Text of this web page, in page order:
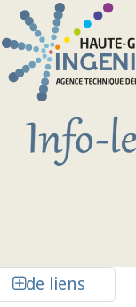
Aller au contenu principal
de liens